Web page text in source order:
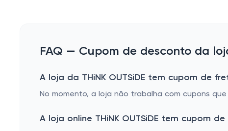
FAQ — Cupom de desconto da
A loja da THiNK OUTSiDE tem cupom de
No momento, a loja não trabalha com cupons
A loja online THiNK OUTSiDE tem cupom